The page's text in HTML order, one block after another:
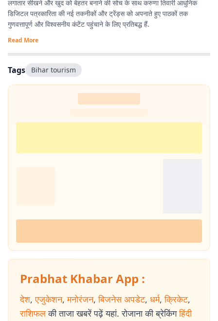
लगातार सीखने और खुद को बेहतर बनाने की सोच के साथ करुणा तिवारी आधुनिक
डिजिटल पत्रकारिता की नई तकनीकों और ट्रेंड्स को अपनाते हुए पाठकों तक
गुणवत्तापूर्ण और विश्वसनीय कंटेंट पहुंचाने के लिए प्रतिबद्ध हैं.
Read More
Tags Bihar tourism
Prabhat Khabar App :
देश, एजुकेशन, मनोरंजन, बिजनेस अपडेट, धर्म, क्रिकेट,
राशिफल की ताजा खबरें पढ़ें यहां. रोजाना की ब्रेकिंग हिंदी